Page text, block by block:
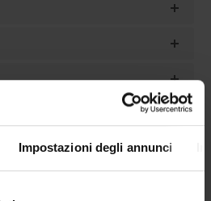
Impostazioni degli annunci